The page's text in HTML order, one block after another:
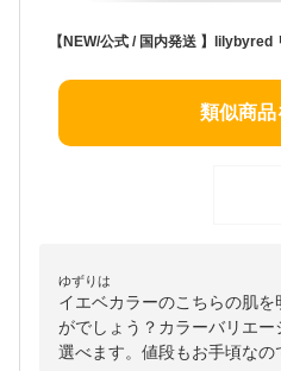
類似商品
ゆずりは
イエベカラーのこちらの肌
がでしょう？カラーバリエ
選べます。値段もお手頃なの